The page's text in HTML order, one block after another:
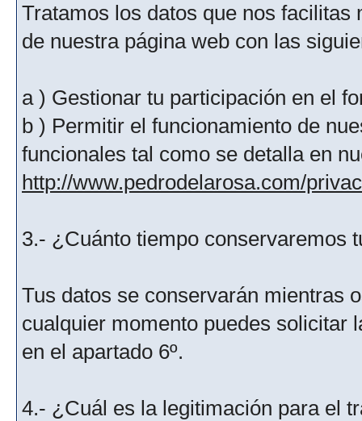
Tratamos los datos que nos
de nuestra página web con las
a ) Gestionar tu participación en el
b ) Permitir el funcionamiento de
funcionales tal como se detalla en
http://www.pedrodelarosa.com/
3.- ¿Cuánto tiempo conservaremos
Tus datos se conservarán mientras
cualquier momento puedes solicitar
en el apartado 6º.
4.- ¿Cuál es la legitimación para el